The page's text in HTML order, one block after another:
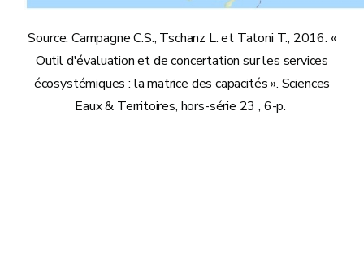
Source: Campagne C.S., Tschanz L. et Tatoni T., 2016. «
Outil d'évaluation et de concertation sur les services
écosystémiques : la matrice des capacités ». Sciences
Eaux & Territoires, hors-série 23 , 6-p.